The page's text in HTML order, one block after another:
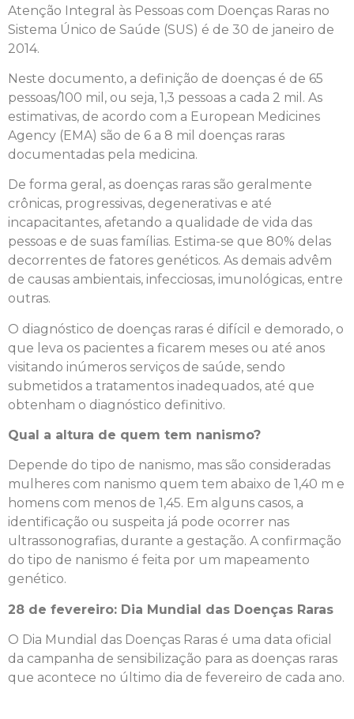
Atenção Integral às Pessoas com Doenças Raras no
Sistema Único de Saúde (SUS) é de 30 de janeiro de
2014.
Neste documento, a definição de doenças é de 65
pessoas/100 mil, ou seja, 1,3 pessoas a cada 2 mil. As
estimativas, de acordo com a European Medicines
Agency (EMA) são de 6 a 8 mil doenças raras
documentadas pela medicina.
De forma geral, as doenças raras são geralmente
crônicas, progressivas, degenerativas e até
incapacitantes, afetando a qualidade de vida das
pessoas e de suas famílias. Estima-se que 80% delas
decorrentes de fatores genéticos. As demais advêm
de causas ambientais, infecciosas, imunológicas, entre
outras.
O diagnóstico de doenças raras é difícil e demorado, o
que leva os pacientes a ficarem meses ou até anos
visitando inúmeros serviços de saúde, sendo
submetidos a tratamentos inadequados, até que
obtenham o diagnóstico definitivo.
Qual a altura de quem tem nanismo?
Depende do tipo de nanismo, mas são consideradas
mulheres com nanismo quem tem abaixo de 1,40 m e
homens com menos de 1,45. Em alguns casos, a
identificação ou suspeita já pode ocorrer nas
ultrassonografias, durante a gestação. A confirmação
do tipo de nanismo é feita por um mapeamento
genético.
28 de fevereiro: Dia Mundial das Doenças Raras
O Dia Mundial das Doenças Raras é uma data oficial
da campanha de sensibilização para as doenças raras
que acontece no último dia de fevereiro de cada ano.